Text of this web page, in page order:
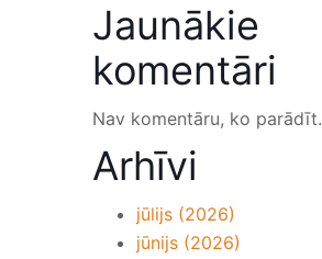
Jaunākie
komentāri
Nav komentāru, ko parādīt.
Arhīvi
jūlijs (2026)
jūnijs (2026)